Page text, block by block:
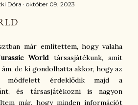
Dóra október 09, 2023
már említettem, hogy valaha
Worldtársasjátékunk, amit
de ki gondolhatta akkor, hogy az
módfelett érdeklődik majd a
és társasjátékozni is nagyon
már, hogy minden információt